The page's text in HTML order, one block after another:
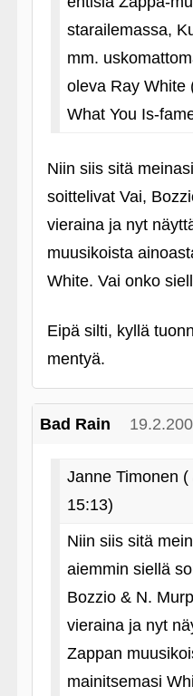
starailemassa,
mm.
oleva Ray White
What You Is-
Niin siis sitä
soittelivat Vai,
vieraina ja nyt
muusikoista
White. Vai onko
Eipä silti, kyllä
mentyä.
Bad Rain
Janne Timonen (
15:13)
Niin siis sitä
aiemmin siellä
Bozzio & N.
vieraina ja nyt
Zappan
mainitsemasi